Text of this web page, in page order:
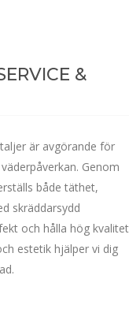
&
är avgörande för
Genom
både täthet,
skräddarsydd
och hålla hög kvalitet
estetik hjälper vi dig